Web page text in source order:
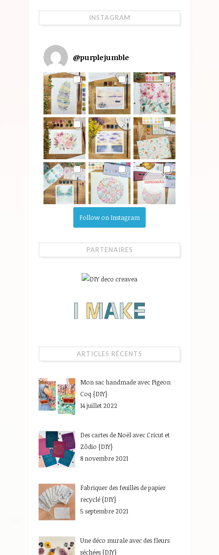
INSTAGRAM
@purplejumble
Follow on Instagram
PARTENAIRES
ARTICLES RÉCENTS
Mon sac handmade avec Pigeon
Coq {DIY}
14 juillet 2022
Des cartes de Noël avec Cricut et
Zôdio {DIY}
8 novembre 2021
Fabriquer des feuilles de papier
recyclé {DIY}
5 septembre 2021
Une déco murale avec des fleurs
séchées {DIY}